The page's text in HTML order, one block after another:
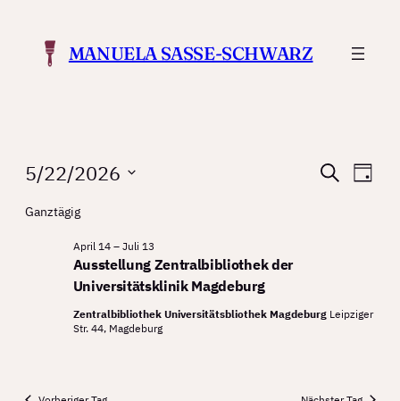
MANUELA SASSE-SCHWARZ
Veranstaltungen
for
Mai
2026
Suche
Tag
5/22/2026
wählen.
Ganztägig
Ausstellung Zentralbibliothek der
Universitätsklinik Magdeburg
April 14– Juli 13
Zentralbibliothek Universitätsbliothek Magdeburg Leipziger
Str. 44, Magdeburg